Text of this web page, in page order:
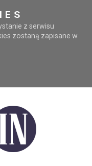
z serwisu
zostaną zapisane w